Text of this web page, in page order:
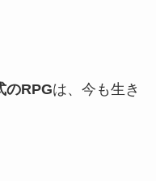
のRPGは、今も生き